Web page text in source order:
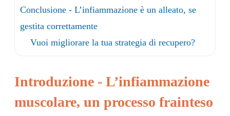
Conclusione - L’infiammazione è un alleato, se
gestita correttamente
Vuoi migliorare la tua strategia di recupero?
Introduzione - L’infiammazione
muscolare, un processo frainteso